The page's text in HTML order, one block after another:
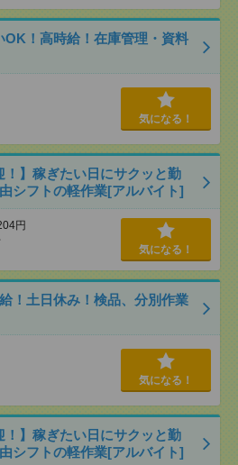
OK！高時給！在庫管理・資料
気になる！
！】稼ぎたい日にサクッと勤
シフトの軽作業[アルバイト]
円
気になる！
！土日休み！検品、分別作業
気になる！
！】稼ぎたい日にサクッと勤
シフトの軽作業[アルバイト]